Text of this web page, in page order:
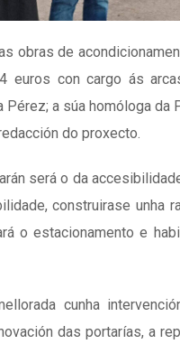
obras de
con cargo ás
a súa homóloga da
do proxecto.
será o da
construirase unha
o estacionamento e
cunha
das portarías, a